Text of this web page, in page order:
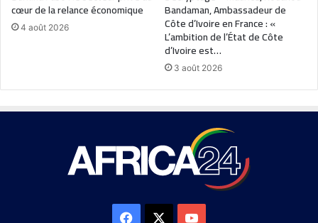
cœur de la relance économique
4 août 2026
Bandaman, Ambassadeur de
Côte d’Ivoire en France : «
L’ambition de l’État de Côte
d’Ivoire est…
3 août 2026